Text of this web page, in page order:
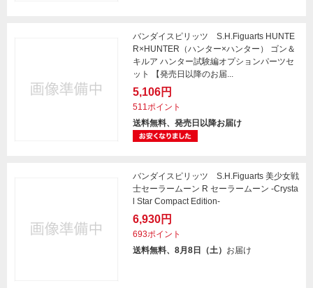
バンダイスピリッツ S.H.Figuarts HUNTE
R×HUNTER（ハンター×ハンター） ゴン＆
キルア ハンター試験編オプションパーツセ
ット 【発売日以降のお届...
5,106円
511ポイント
送料無料、発売日以降お届け
バンダイスピリッツ S.H.Figuarts 美少女戦
士セーラームーン R セーラームーン -Crysta
l Star Compact Edition-
6,930円
693ポイント
送料無料、8月8日（土） お届け